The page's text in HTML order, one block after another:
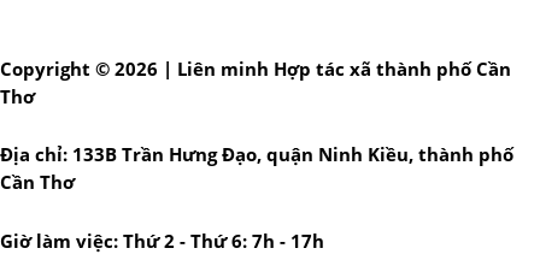
Copyright © 2026 | Liên minh Hợp tác xã thành phố Cần
Thơ
Địa chỉ: 133B Trần Hưng Đạo, quận Ninh Kiều, thành phố
Cần Thơ
Giờ làm việc: Thứ 2 - Thứ 6: 7h - 17h